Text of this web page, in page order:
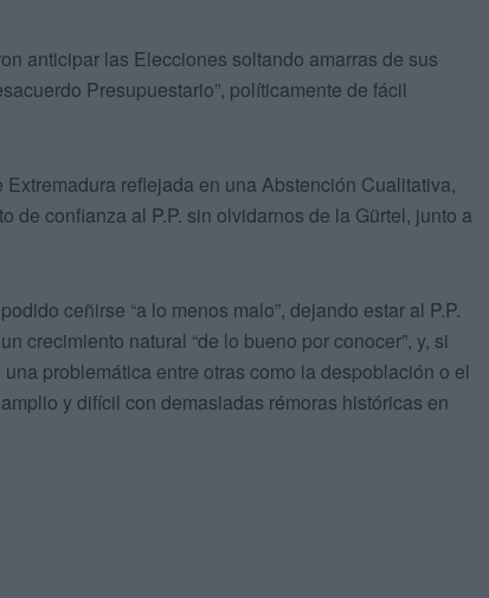
anticipar las Elecciones soltando amarras de sus
Presupuestario”, políticamente de fácil
reflejada en una Abstención Cualitativa,
de confianza al P.P. sin olvidarnos de la Gürtel, junto a
ceñirse “a lo menos malo”, dejando estar al P.P.
crecimiento natural “de lo bueno por conocer”, y, si
problemática entre otras como la despoblación o el
y difícil con demasiadas rémoras históricas en